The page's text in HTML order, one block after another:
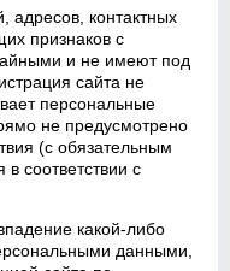
контактных
признаков с
и не имеют под
сайта не
персональные
не предусмотрено
(с обязательным
соответствии с
какой‑либо
данными,